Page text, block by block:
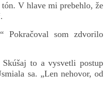
V hlave mi prebehlo, že
Pokračoval som zdvorilo
to a vysvetli postup
sa. „Len nehovor, od